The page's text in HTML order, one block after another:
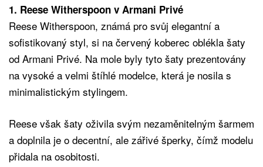
1. Reese Witherspoon v Armani Privé
Reese Witherspoon, známá pro svůj elegantní a
sofistikovaný styl, si na červený koberec oblékla šaty
od Armani Privé. Na mole byly tyto šaty prezentovány
na vysoké a velmi štíhlé modelce, která je nosila s
minimalistickým stylingem.
Reese však šaty oživila svým nezaměnitelným šarmem
a doplnila je o decentní, ale zářivé šperky, čímž modelu
přidala na osobitosti.